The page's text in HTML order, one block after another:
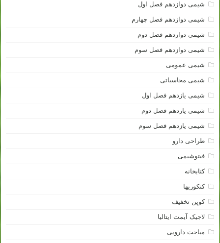
شیمی دوازدهم فصل اول
شیمی دوازدهم فصل چهارم
شیمی دوازدهم فصل دوم
شیمی دوازدهم فصل سوم
شیمی عمومی
شیمی محاسباتی
شیمی یازدهم فصل اول
شیمی یازدهم فصل دوم
شیمی یازدهم فصل سوم
طراحی دارو
فیتوشیمی
کتابخانه
کنکوریها
کوپن تخفیف
لاجیک آیمت ایتالیا
مباحث دارویی